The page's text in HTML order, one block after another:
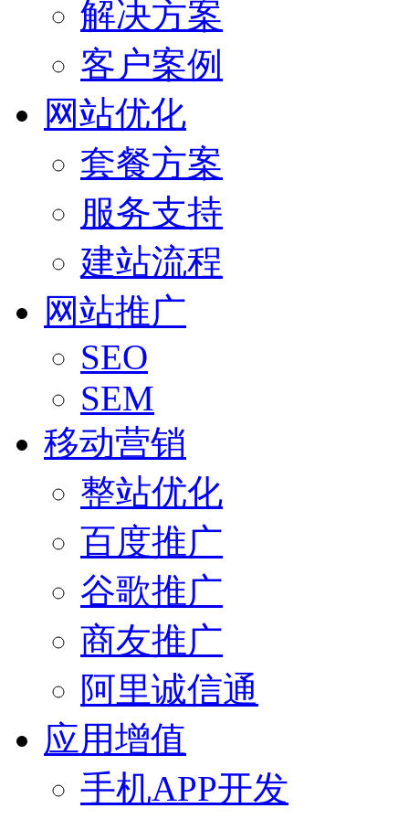
解决方案
客户案例
网站优化
套餐方案
服务支持
建站流程
网站推广
SEO
SEM
移动营销
整站优化
百度推广
谷歌推广
商友推广
阿里诚信通
应用增值
手机APP开发